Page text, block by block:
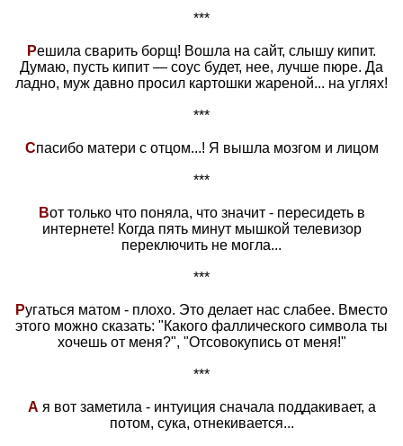
***
Решила сварить борщ! Вошла на сайт, слышу кипит.
Думаю, пусть кипит — соус будет, нее, лучше пюре. Да
ладно, муж давно просил картошки жареной... на углях!
***
Спасибо матери с отцом...! Я вышла мозгом и лицом
***
Вот только что поняла, что значит - пересидеть в
интернете! Когда пять минут мышкой телевизор
переключить не могла...
***
Ругаться матом - плохо. Это делает нас слабее. Вместо
этого можно сказать: "Какого фаллического символа ты
хочешь от меня?", "Отсовокупись от меня!"
***
А я вот заметила - интуиция сначала поддакивает, а
потом, сука, отнекивается...